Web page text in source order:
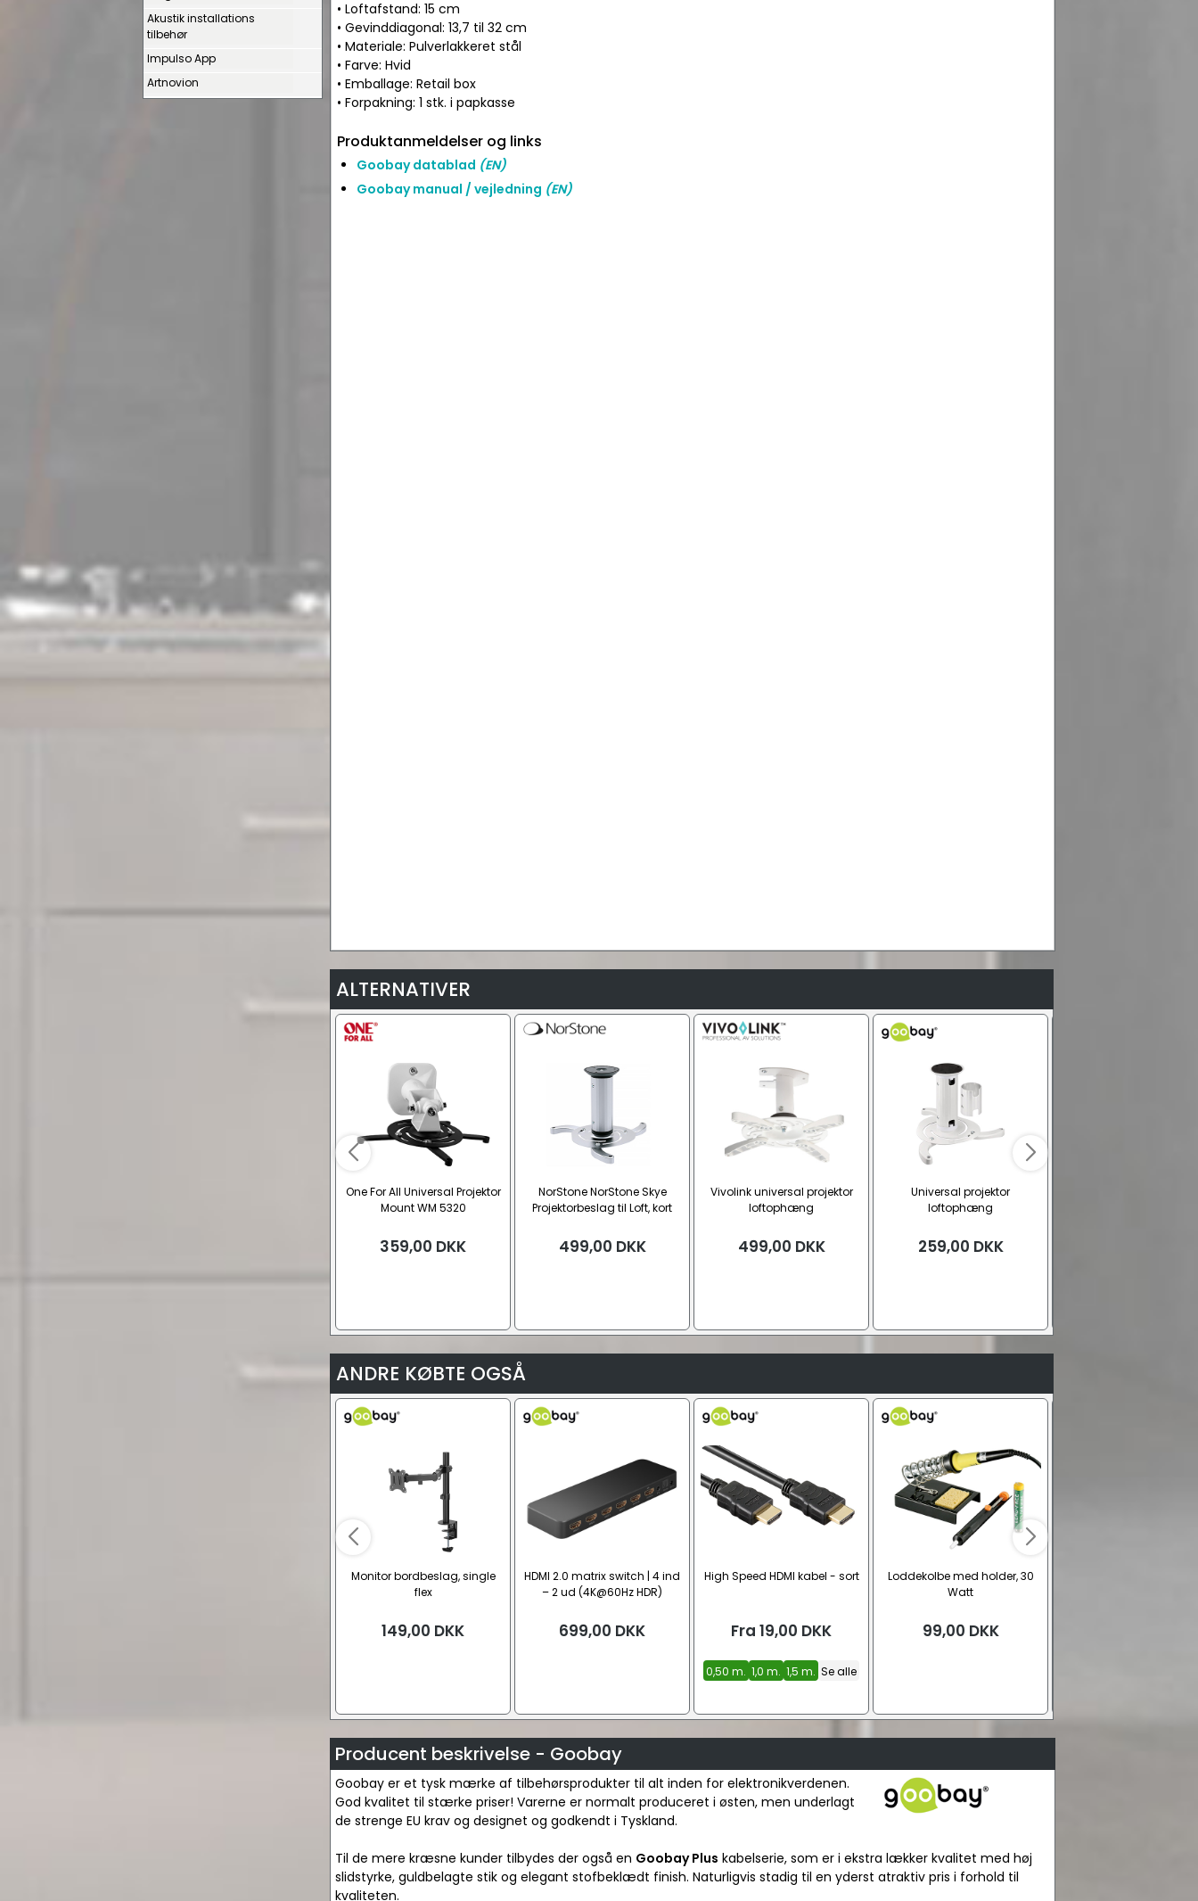
Akustik installations
tilbehør
Impulso App
Artnovion
• Loftafstand: 15 cm
• Gevinddiagonal: 13,7 til 32 cm
• Materiale: Pulverlakkeret stål
• Farve: Hvid
• Emballage: Retail box
• Forpakning: 1 stk. i papkasse
Produktanmeldelser og links
Goobay datablad (EN)
Goobay manual / vejledning (EN)
ALTERNATIVER
One For All Universal Projektor
Mount WM 5320
359,00 DKK
NorStone NorStone Skye
Projektorbeslag til Loft, kort
499,00 DKK
Vivolink universal projektor
loftophæng
499,00 DKK
Universal projektor
loftophæng
259,00 DKK
ANDRE KØBTE OGSÅ
Monitor bordbeslag, single
flex
149,00 DKK
HDMI 2.0 matrix switch | 4 ind
– 2 ud (4K@60Hz HDR)
699,00 DKK
High Speed HDMI kabel - sort
Fra 19,00 DKK
0,50 m. 1,0 m. 1,5 m. Se alle
Loddekolbe med holder, 30
Watt
99,00 DKK
Producent beskrivelse - Goobay
Goobay er et tysk mærke af tilbehørsprodukter til alt inden for elektronikverdenen.
God kvalitet til stærke priser! Varerne er normalt produceret i østen, men underlagt
de strenge EU krav og designet og godkendt i Tyskland.
Til de mere kræsne kunder tilbydes der også en Goobay Plus kabelserie, som er i ekstra lækker kvalitet med høj
slidstyrke, guldbelagte stik og elegant stofbeklædt finish. Naturligvis stadig til en yderst atraktiv pris i forhold til
kvaliteten.